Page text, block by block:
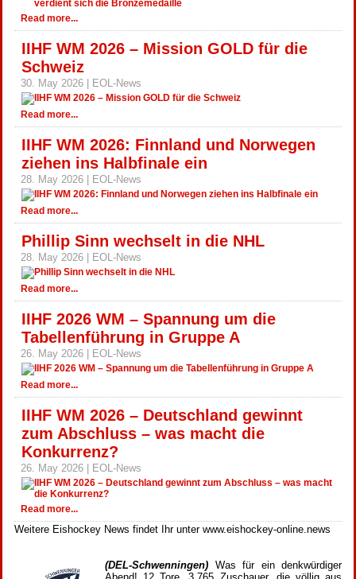
Read more...
IIHF WM 2026 – Mission GOLD für die
Schweiz
30. May 2026 | EOL-News
Read more...
IIHF WM 2026: Finnland und Norwegen
ziehen ins Halbfinale ein
28. May 2026 | EOL-News
Read more...
Phillip Sinn wechselt in die NHL
28. May 2026 | EOL-News
Read more...
IIHF 2026 WM – Spannung um die
Tabellenführung in Gruppe A
26. May 2026 | EOL-News
Read more...
IIHF WM 2026 – Deutschland gewinnt
zum Abschluss – was macht die
Konkurrenz?
26. May 2026 | EOL-News
Read more...
Weitere Eishockey News findet Ihr unter www.eishockey-online.news
(DEL-Schwenningen) Was für ein denkwürdiger